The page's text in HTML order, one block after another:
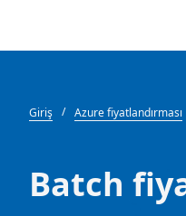
Giriş Azure fiyatlandırması
Batch